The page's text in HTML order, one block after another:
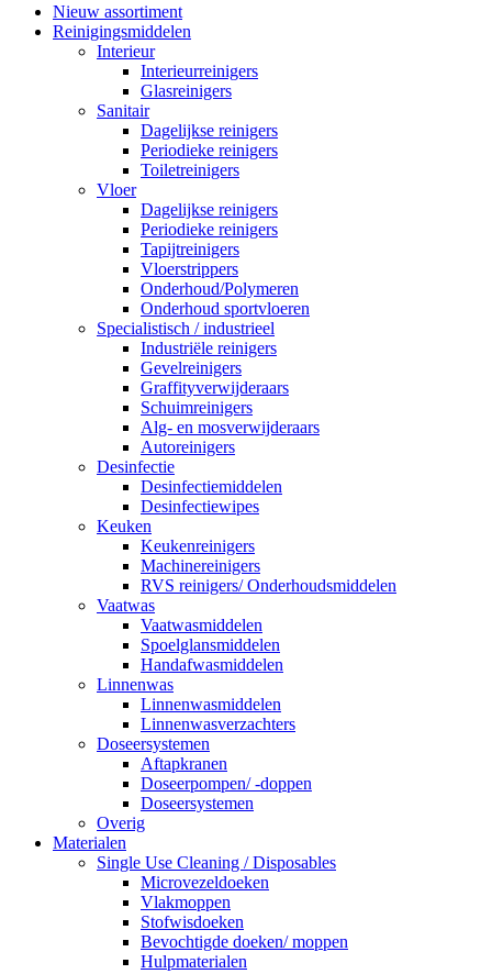
Nieuw assortiment
Reinigingsmiddelen
Interieur
Interieurreinigers
Glasreinigers
Sanitair
Dagelijkse reinigers
Periodieke reinigers
Toiletreinigers
Vloer
Dagelijkse reinigers
Periodieke reinigers
Tapijtreinigers
Vloerstrippers
Onderhoud/Polymeren
Onderhoud sportvloeren
Specialistisch / industrieel
Industriële reinigers
Gevelreinigers
Graffityverwijderaars
Schuimreinigers
Alg- en mosverwijderaars
Autoreinigers
Desinfectie
Desinfectiemiddelen
Desinfectiewipes
Keuken
Keukenreinigers
Machinereinigers
RVS reinigers/ Onderhoudsmiddelen
Vaatwas
Vaatwasmiddelen
Spoelglansmiddelen
Handafwasmiddelen
Linnenwas
Linnenwasmiddelen
Linnenwasverzachters
Doseersystemen
Aftapkranen
Doseerpompen/ -doppen
Doseersystemen
Overig
Materialen
Single Use Cleaning / Disposables
Microvezeldoeken
Vlakmoppen
Stofwisdoeken
Bevochtigde doeken/ moppen
Hulpmaterialen